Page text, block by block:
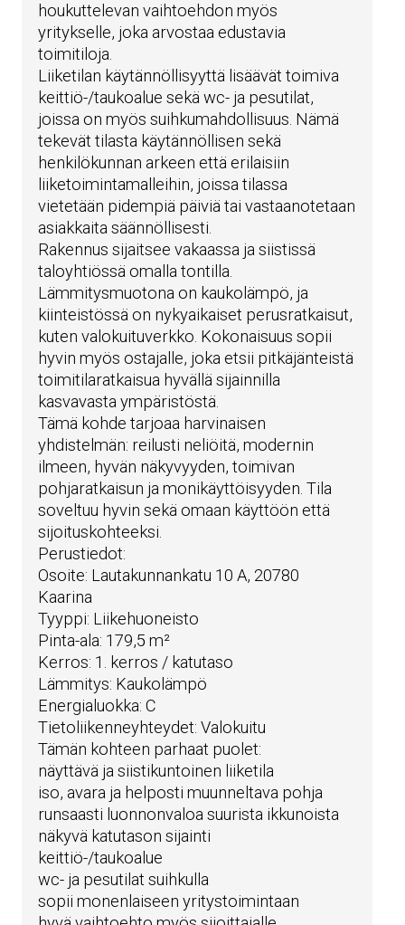
houkuttelevan vaihtoehdon myös
yritykselle, joka arvostaa edustavia
toimitiloja.
Liiketilan käytännöllisyyttä lisäävät toimiva
keittiö-/taukoalue sekä wc- ja pesutilat,
joissa on myös suihkumahdollisuus. Nämä
tekevät tilasta käytännöllisen sekä
henkilökunnan arkeen että erilaisiin
liiketoimintamalleihin, joissa tilassa
vietetään pidempiä päiviä tai vastaanotetaan
asiakkaita säännöllisesti.
Rakennus sijaitsee vakaassa ja siistissä
taloyhtiössä omalla tontilla.
Lämmitysmuotona on kaukolämpö, ja
kiinteistössä on nykyaikaiset perusratkaisut,
kuten valokuituverkko. Kokonaisuus sopii
hyvin myös ostajalle, joka etsii pitkäjänteistä
toimitilaratkaisua hyvällä sijainnilla
kasvavasta ympäristöstä.
Tämä kohde tarjoaa harvinaisen
yhdistelmän: reilusti neliöitä, modernin
ilmeen, hyvän näkyvyyden, toimivan
pohjaratkaisun ja monikäyttöisyyden. Tila
soveltuu hyvin sekä omaan käyttöön että
sijoituskohteeksi.
Perustiedot:
Osoite: Lautakunnankatu 10 A, 20780
Kaarina
Tyyppi: Liikehuoneisto
Pinta-ala: 179,5 m²
Kerros: 1. kerros / katutaso
Lämmitys: Kaukolämpö
Energialuokka: C
Tietoliikenneyhteydet: Valokuitu
Tämän kohteen parhaat puolet:
näyttävä ja siistikuntoinen liiketila
iso, avara ja helposti muunneltava pohja
runsaasti luonnonvaloa suurista ikkunoista
näkyvä katutason sijainti
keittiö-/taukoalue
wc- ja pesutilat suihkulla
sopii monenlaiseen yritystoimintaan